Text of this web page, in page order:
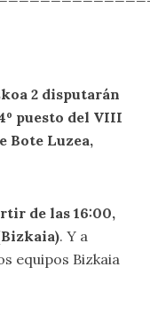
2 disputarán
puesto del VIII
Bote Luzea,
de las 16:00,
. Y a
equipos Bizkaia